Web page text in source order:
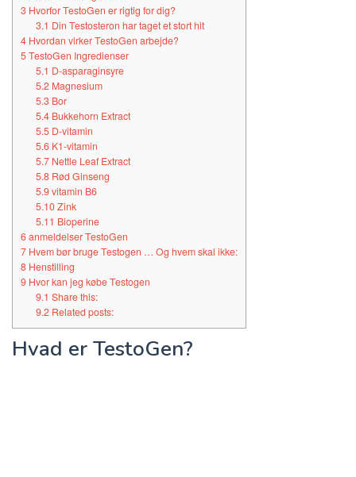
3 Hvorfor TestoGen er rigtig for dig?
3.1 Din Testosteron har taget et stort hit
4 Hvordan virker TestoGen arbejde?
5TestoGen Ingredienser
5.1 D-asparaginsyre
5.2Magnesium
5.3Bor
5.4Bukkehorn Extract
5.5D-vitamin
5.6K1-vitamin
5.7Nettle Leaf Extract
5.8Rød Ginseng
5.9vitamin B6
5.10Zink
5.11 Bioperine
6anmeldelser TestoGen
7 Hvem bør bruge Testogen … Og hvem skal ikke:
8 Henstilling
9 Hvor kan jeg købe Testogen
9.1 Share this:
9.2Related posts:
Hvad er TestoGen?